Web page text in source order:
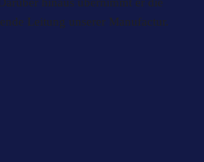
hinaus übernimmt er die
Leitung unserer Manufactur.